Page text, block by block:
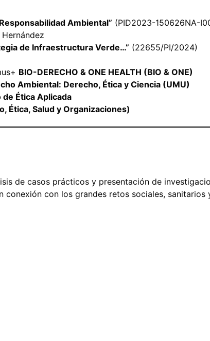
Ambiental” (PID2023-150626NA-
de Infraestructura Verde…” (22655/PI/2024)
BIO-DERECHO & ONE HEALTH (BIO & ONE)
Ambiental: Derecho, Ética y Ciencia (UMU)
de Ética Aplicada
Ética, Salud y Organizaciones)
de casos prácticos y presentación de
con los grandes retos sociales, sanitarios